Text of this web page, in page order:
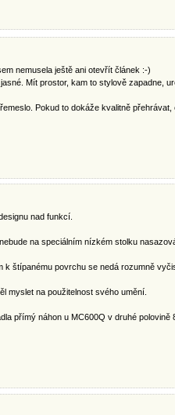
nemusela ještě ani otevřít článek :-)
Mít prostor, kam to stylově zapadne,
Pokud to dokáže kvalitně
nad funkcí.
na speciálním nízkém stolku
k štípanému povrchu se nedá rozumně
myslet na použitelnost svého umění.
přímý náhon u MC600Q v druhé polovině